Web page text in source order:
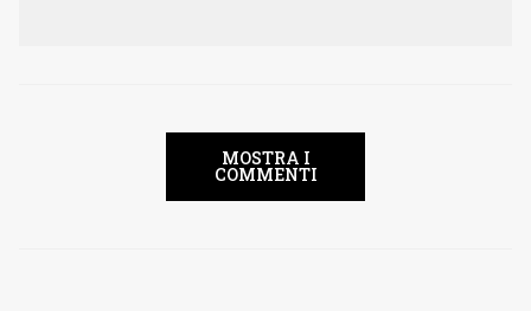
MOSTRA I
COMMENTI